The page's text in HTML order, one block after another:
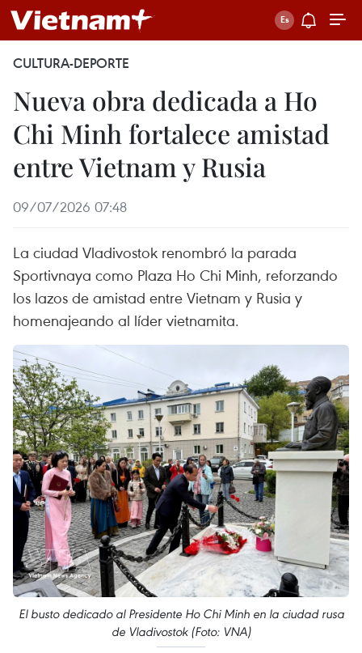
CULTURA-DEPORTE
Nueva obra dedicada a Ho
Chi Minh fortalece amistad
entre Vietnam y Rusia
09/07/2026 07:48
La ciudad Vladivostok renombró la parada
Sportivnaya como Plaza Ho Chi Minh, reforzando
los lazos de amistad entre Vietnam y Rusia y
homenajeando al líder vietnamita.
El busto dedicado al Presidente Ho Chi Minh en la ciudad rusa
de Vladivostok (Foto: VNA)